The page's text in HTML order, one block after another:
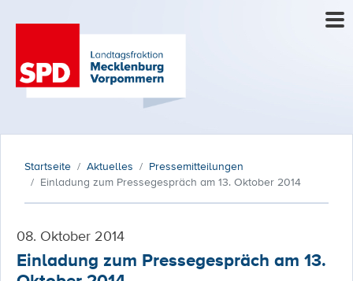
Startseite Aktuelles
Pressemitteilungen
Einladung zum Pressegespräch am 13. Oktober 2014
08. Oktober 2014
Einladung zum Pressegespräch am 13.